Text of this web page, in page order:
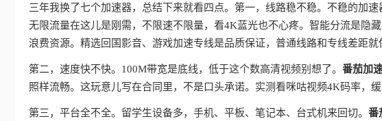
三年我换了七个加速器，总结下来就看四点。第一，线路稳不稳。不稳的加速
无限流量在这儿是刚需，不限速不限量，看4K蓝光也不心疼。智能分流是隐
浪费资源。精选回国影音、游戏加速专线是品质保证，普通线路和专线差距就
第二，速度快不快。100M带宽是底线，低于这个数高清视频别想了。 番茄加
照样流畅。这玩意儿写在合同里，不是口头承诺。实测看咪咕视频4K码率，
第三，平台全不全。留学生设备多，手机、平板、笔记本、台式机来回切。 番